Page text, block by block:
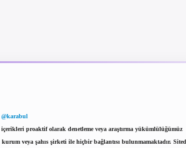
@karabul
proaktif olarak denetleme veya araştırma yükümlülüğümüz
veya şahıs şirketi ile hiçbir bağlantısı bulunmamaktadır.